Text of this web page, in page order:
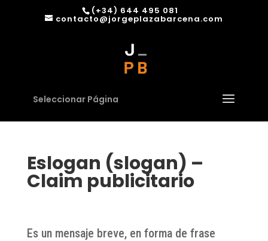
(+34) 644 495 081
contacto@jorgeplazabarcena.com
Seleccionar Página
Eslogan (slogan) –
Claim publicitario
Es un mensaje breve, en forma de frase